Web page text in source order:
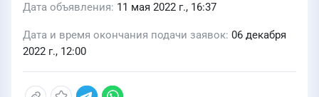
Дата объявления 11 мая 2022 г., 16:37
Дата и время окончания подачи заявок 06 декабря
2022 г., 12:00